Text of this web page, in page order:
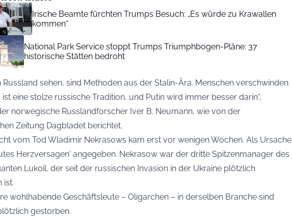
Irische Beamte fürchten Trumps Besuch: „Es würde zu Krawallen
kommen“
National Park Service stoppt Trumps Triumphbogen-Pläne: 37
historische Stätten bedroht
Russland sehen, sind Methoden aus der Stalin-Ära. Menschen verschwinden
ist eine stolze russische Tradition, und Putin wird immer besser darin“,
norwegische Russlandforscher Iver B. Neumann, wie von der
Zeitung Dagbladet berichtet.
vom Tod Wladimir Nekrasows kam erst vor wenigen Wochen. Als Ursache
Herzversagen‘ angegeben. Nekrasow war der dritte Spitzenmanager des
Lukoil, der seit der russischen Invasion in der Ukraine plötzlich
ist.
wohlhabende Geschäftsleute – Oligarchen – in derselben Branche sind
gestorben.